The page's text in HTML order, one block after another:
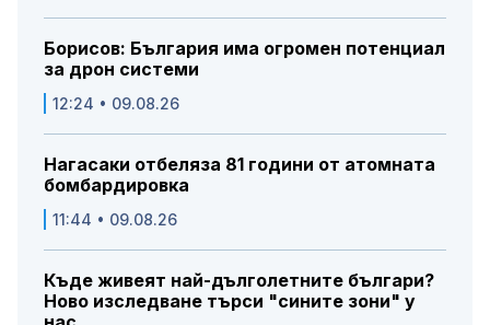
Борисов: България има огромен потенциал
за дрон системи
12:24 • 09.08.26
Нагасаки отбеляза 81 години от атомната
бомбардировка
11:44 • 09.08.26
Къде живеят най-дълголетните българи?
Ново изследване търси "сините зони" у